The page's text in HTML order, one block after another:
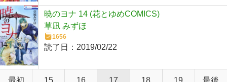
暁のヨナ 14 (花とゆめCOMICS)
草凪 みずほ
1656
読了日： 2019/02/22
最初 15 16 17 18 19 最後